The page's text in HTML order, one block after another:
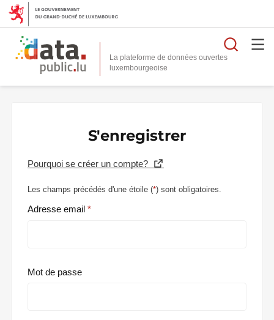
La plateforme de données ouvertes
S'enregistrer
Pourquoi se créer un compte?
Les champs précédés d'une étoile (*) sont obligatoires.
Adresse email
Mot de passe